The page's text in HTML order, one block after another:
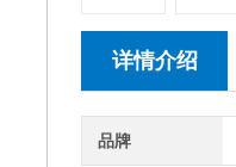
详情介绍
品牌